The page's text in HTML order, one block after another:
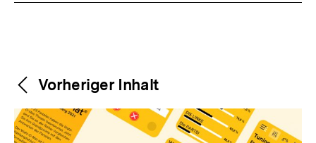
Weitere
Inhalte
Content-
Navigation
Vorheriger Inhalt